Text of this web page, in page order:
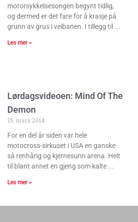
motorsykkelsesongen begynt tidlig,
og dermed er det fare for å krasje på
grunn av grus i veibanen. I tillegg til
Les mer »
Lørdagsvideoen: Mind Of The
Demon
15. mars 2014
For en del år siden var hele
motocross-sirkuset i USA en ganske
så renhårig og kjernesunn arena. Helt
til blant annet en gjeng som kalte
Les mer »